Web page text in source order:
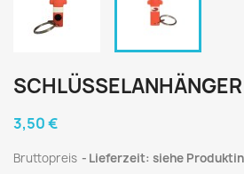
3,50 €
Bruttopreis Lieferzeit: siehe